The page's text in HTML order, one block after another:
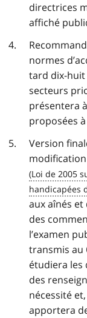
directrices
affiché
normes
tard dix-huit
secteurs
présentera
proposées
Version
modification
aux aînés
des
l’examen
transmis au
étudiera les
des
nécessité
apportera